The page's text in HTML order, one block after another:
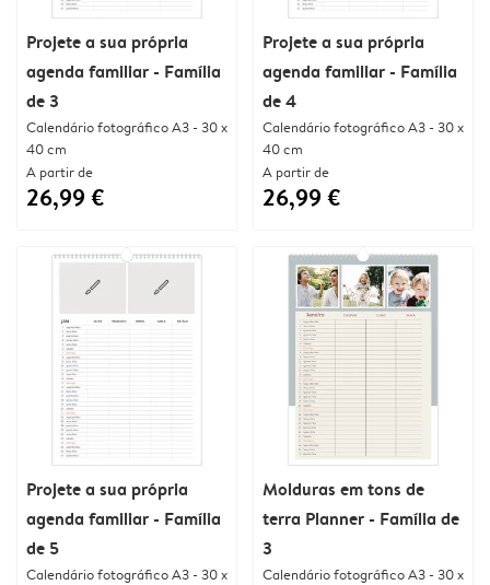
Projete a sua própria
agenda familiar - Família
de 3
Calendário fotográfico A3 - 30 x
40 cm
A partir de
26,99 €
Projete a sua própria
agenda familiar - Família
de 4
Calendário fotográfico A3 - 30 x
40 cm
A partir de
26,99 €
Projete a sua própria
agenda familiar - Família
de 5
Calendário fotográfico A3 - 30 x
Molduras em tons de
terra Planner - Família de
3
Calendário fotográfico A3 - 30 x